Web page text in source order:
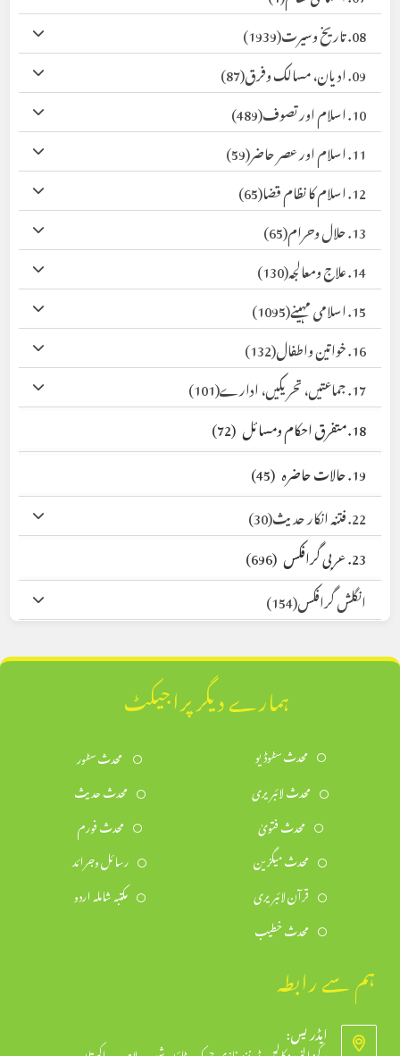
08. تاریخ وسیرت
(1939)
09. ادیان، مسالک وفرق
(87)
10. اسلام اور تصوف
(489)
11. اسلام اور عصر حاضر
(59)
12. اسلام کا نظام قضا
(65)
13. حلال وحرام
(65)
14. علاج ومعالجہ
(130)
15. اسلامی مہینے
(1095)
16. خواتین واطفال
(132)
17. جماعتیں، تحریکیں، ادارے
(101)
18. متفرق احکام ومسائل
(72)
19. حالات حاضرہ
(45)
22. فتنہ انکار حدیث
(30)
23. عربی گرافکس
(696)
انگلش گرافکس(154)
ہمارے دیگر پراجیکٹ
محدث سٹوڈیو
محدث سٹور
محدث لائبریری
محدث حدیث
محدث فتویٰ
محدث فورم
محدث میگزین
رسائل وجرائد
قرآن لائبریری
مکتبہ شاملہ اردو
محدث خطیب
ہم سے رابطہ
ایڈریس: